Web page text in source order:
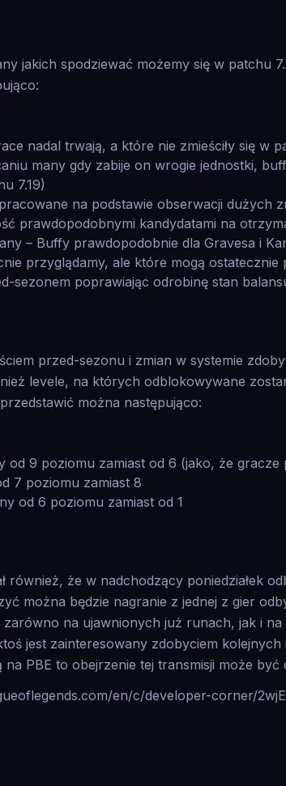
jakich spodziewać możemy się w patchu
nadal trwają, a które nie zmieściły się w
many gdy zabije on wrogie jednostki,
7.19)
na podstawie obserwacji dużych
prawdopodobnymi kandydatami na
– Buffy prawdopodobnie dla Gravesa i
przyglądamy, ale które mogą ostatecznie
sezonem poprawiając odrobinę stan
przed-sezonu i zmian w systemie
levele, na których odblokowywane
można następująco:
od 9 poziomu zamiast od 6 (jako, że
7 poziomu zamiast 8
od 6 poziomu zamiast od 1
również, że w nadchodzący poniedziałek
można będzie nagranie z jednej z gier
na ujawnionych już runach, jak i
jest zainteresowany zdobyciem
PBE to obejrzenie tej transmisji może być
en/c/developer-corner/